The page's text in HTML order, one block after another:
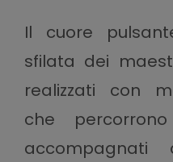
Il cuore
sfilata dei
realizzati con
che